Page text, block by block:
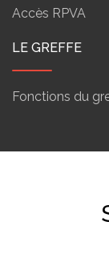
Accès RPVA
LE GREFFE
Fonctions du